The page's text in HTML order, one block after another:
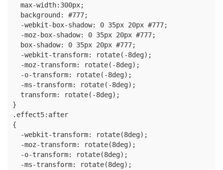
  max-width:300px;
  background: #777;
  -webkit-box-shadow: 0 35px 20px #777;
  -moz-box-shadow: 0 35px 20px #777;
  box-shadow: 0 35px 20px #777;
  -webkit-transform: rotate(-8deg);
  -moz-transform: rotate(-8deg);
  -o-transform: rotate(-8deg);
  -ms-transform: rotate(-8deg);
  transform: rotate(-8deg);
}
.effect5:after
{
  -webkit-transform: rotate(8deg);
  -moz-transform: rotate(8deg);
  -o-transform: rotate(8deg);
  -ms-transform: rotate(8deg);